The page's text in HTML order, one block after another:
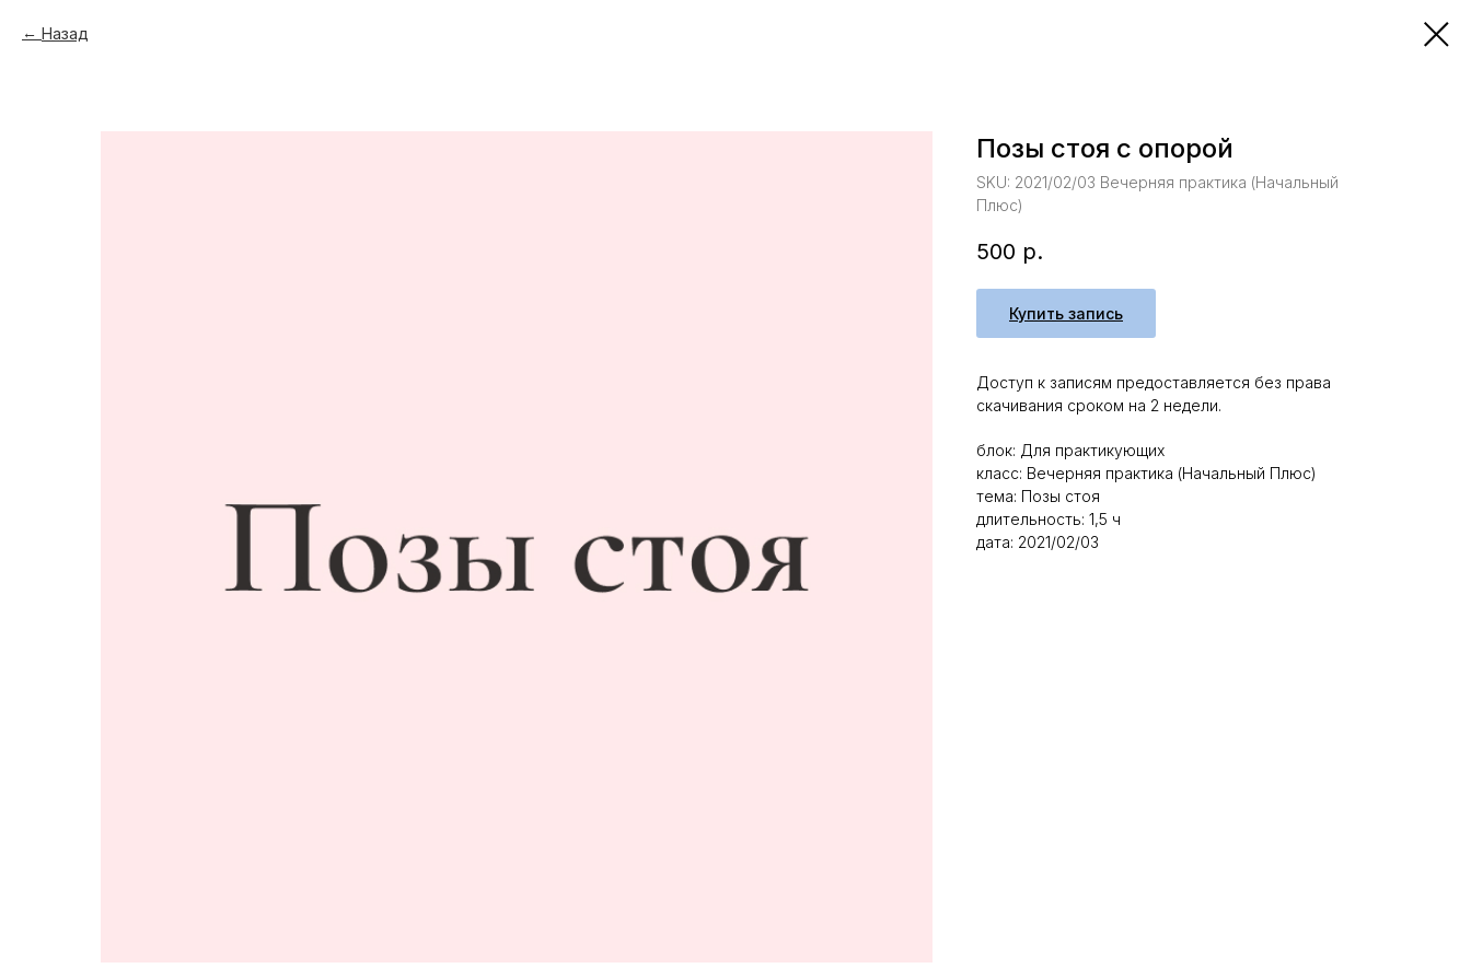
Назад
Позы стоя с опорой
SKU: 2021/02/03 Вечерняя практика (Начальный
Плюс)
500 р.
Купить запись
Доступ к записям предоставляется без права
скачивания сроком на 2 недели.
блок: Для практикующих
класс: Вечерняя практика (Начальный Плюс)
тема: Позы стоя
длительность: 1,5 ч
дата: 2021/02/03